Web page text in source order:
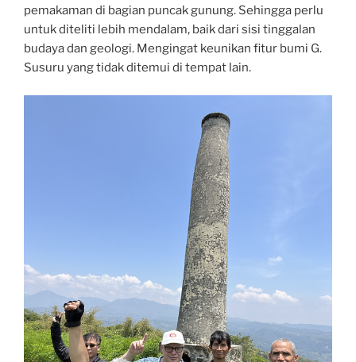
pemakaman di bagian puncak gunung. Sehingga perlu
untuk diteliti lebih mendalam, baik dari sisi tinggalan
budaya dan geologi. Mengingat keunikan fitur bumi G.
Susuru yang tidak ditemui di tempat lain.